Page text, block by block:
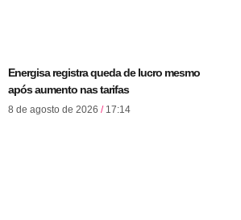
Energisa registra queda de lucro mesmo
após aumento nas tarifas
8 de agosto de 2026 17:14